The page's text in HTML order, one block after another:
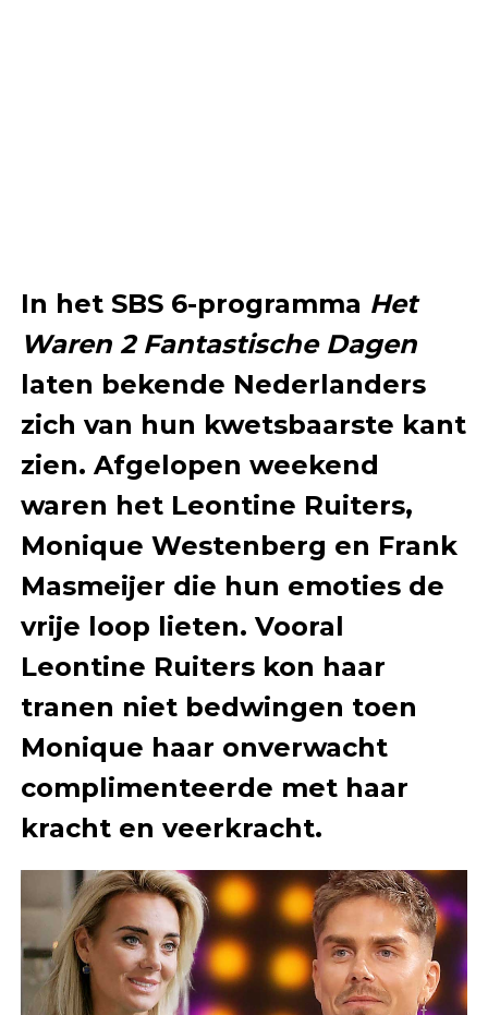
In het SBS 6-programma Het
Waren 2 Fantastische Dagen
laten bekende Nederlanders
zich van hun kwetsbaarste kant
zien. Afgelopen weekend
waren het Leontine Ruiters,
Monique Westenberg en Frank
Masmeijer die hun emoties de
vrije loop lieten. Vooral
Leontine Ruiters kon haar
tranen niet bedwingen toen
Monique haar onverwacht
complimenteerde met haar
kracht en veerkracht.